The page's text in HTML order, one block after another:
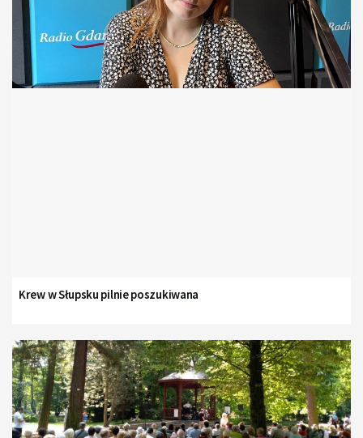
Krew w Słupsku pilnie poszukiwana